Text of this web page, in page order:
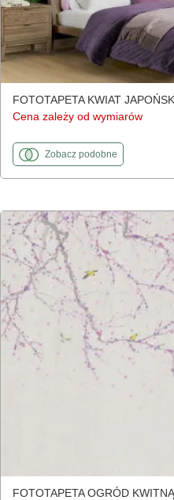
FOTOTAPETA KWIAT
Cena zależy od wymiarów
Zobaczfototapety
podobnedo Kwiat
FOTOTAPETA OGRÓD